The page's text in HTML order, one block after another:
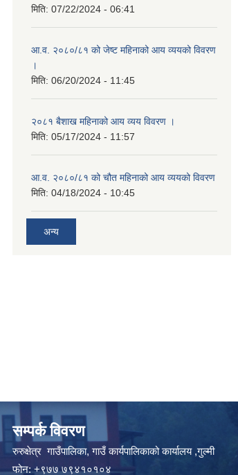
मिति: 07/22/2024 - 06:41
आ.व. २०८०/८१ को जेष्ट महिनाको आय व्ययको विवरण
।
मिति: 06/20/2024 - 11:45
२०८१ बैशाख महिनाको आय व्यय विवरण ।
मिति: 05/17/2024 - 11:57
आ.व. २०८०/८१ को चौत महिनाको आय व्ययको विवरण
मिति: 04/18/2024 - 10:45
अन्य
सम्पर्क विवरण
रुरुक्षेत्र गाउँपालिका, गाउँ कार्यपालिकाको कार्यालय ,गुल्मी
फोन: +९७७ ७९४१०१०४